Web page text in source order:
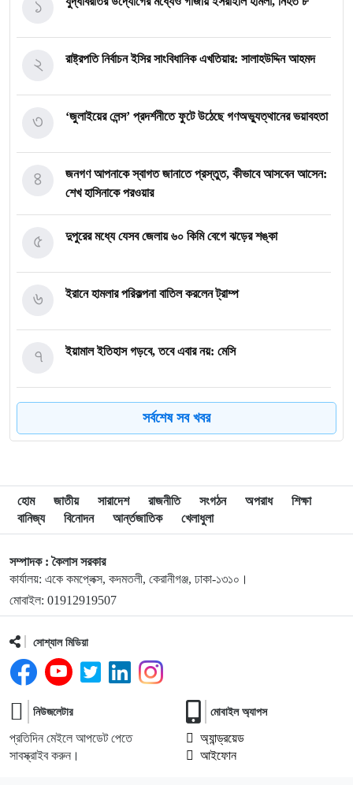
১
রাষ্ট্রপতি নির্বাচন ইসির সাংবিধানিক এখতিয়ার: সালাহউদ্দিন আহমদ
২
‘জুলাইয়ের লেন্স’ প্রদর্শনীতে ফুটে উঠেছে গণঅভ্যুত্থানের ভয়াবহতা
৩
জনগণ আপনাকে স্বাগত জানাতে প্রস্তুত, কীভাবে আসবেন আসেন:
শেখ হাসিনাকে পরওয়ার
৪
দুপুরের মধ্যে যেসব জেলায় ৬০ কিমি বেগে ঝড়ের শঙ্কা
৫
ইরানে হামলার পরিকল্পনা বাতিল করলেন ট্রাম্প
৬
ইয়ামাল ইতিহাস গড়বে, তবে এবার নয়: মেসি
৭
দাবানলের ধোঁয়ায় ঢেকেছে নিউজার্সির আকাশ, বিশ্বকাপের ফাইনাল
শিক্ষার্থীদের প্রতিবছর একটি করে গাছ লাগানোর আহ্বান প্রধানমন্ত্রীর
১০
কাতারের সাবেক আমিরের মৃত্যুতে রাষ্ট্রীয় শোক আজ, জাতীয় পতাকা
অর্ধনমিত রাখার নির্দেশ
১১
ফাইনালে আর্জেন্টিনা না ইংল্যান্ডকে চান, জানালেন স্পেন কোচ
১২
কোন ভুলে হেরেছে ফ্রান্স, জানালেন এমবাপ্পে
১৩
দেশে আরও কমল স্বর্ণের দাম
১৪
সর্বশেষ সব খবর
হোম জাতীয় সারাদেশ রাজনীতি সংগঠন অপরাধ
শিক্ষা
বানিজ্য
বিনোদন আর্ন্তজাতিক খেলাধুলা
সম্পাদক : কৈলাস সরকার
কার্যালয়: একে কমপ্লেক্স, কদমতলী, কেরানীগঞ্জ, ঢাকা-১৩১০।
মোবাইল: 01912919507
সোশ্যাল মিডিয়া
নিউজলেটার
প্রতিদিন মেইলে আপডেট পেতে
সাবস্ক্রাইব করুন।
মোবাইল অ্যাপস
অ্যান্ড্রয়েড
আইফোন